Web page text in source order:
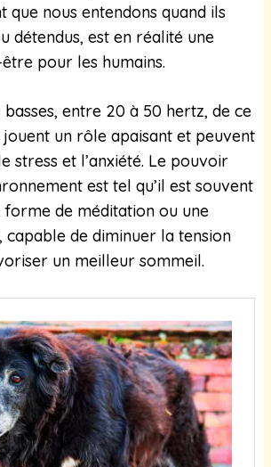
que nous entendons quand ils
détendus, est en réalité une
pour les humains.
entre 20 à 50 hertz, de ce
un rôle apaisant et peuvent
stress et l’anxiété. Le pouvoir
est tel qu’il est souvent
de méditation ou une
capable de diminuer la tension
un meilleur sommeil.